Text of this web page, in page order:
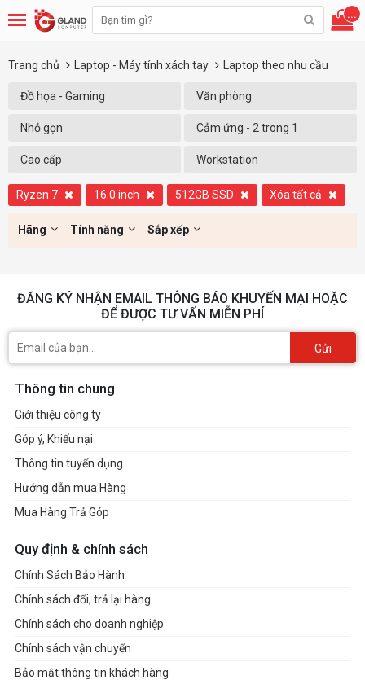
...
Trang chủ Laptop - Máy tính xách tay Laptop theo nhu cầu
Đồ họa - Gaming Văn phòng
Nhỏ gọn Cảm ứng - 2 trong 1
Cao cấp Workstation
Ryzen 7 16.0 inch 512GB SSD Xóa tất cả
Hãng Tính năng Sắp xếp
ĐĂNG KÝ NHẬN EMAIL THÔNG BÁO KHUYẾN MẠI HOẶC
ĐỂ ĐƯỢC TƯ VẤN MIỄN PHÍ
Gửi
Thông tin chung
Giới thiệu công ty
Góp ý, Khiếu nại
Thông tin tuyển dụng
Hướng dẫn mua Hàng
Mua Hàng Trả Góp
Quy định & chính sách
Chính Sách Bảo Hành
Chính sách đổi, trả lại hàng
Chính sách cho doanh nghiệp
Chính sách vận chuyển
Bảo mật thông tin khách hàng